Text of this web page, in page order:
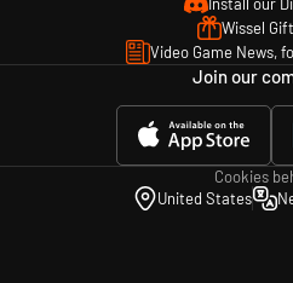
Wissel
Video Game News,
Join our
Cookies
United States